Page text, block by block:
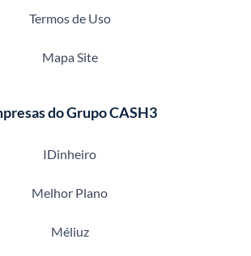
Termos de Uso
Mapa Site
do Grupo CASH3
IDinheiro
Melhor Plano
Méliuz